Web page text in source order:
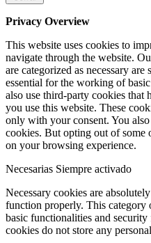
Privacy Overview
This website uses cookies to
navigate through the website.
are categorized as necessary
essential for the working of
also use third-party cookies that
you use this website. These
only with your consent. You
cookies. But opting out of some
on your browsing experience.
Necesarias Siempre activado
Necessary cookies are
function properly. This category
basic functionalities and
cookies do not store any